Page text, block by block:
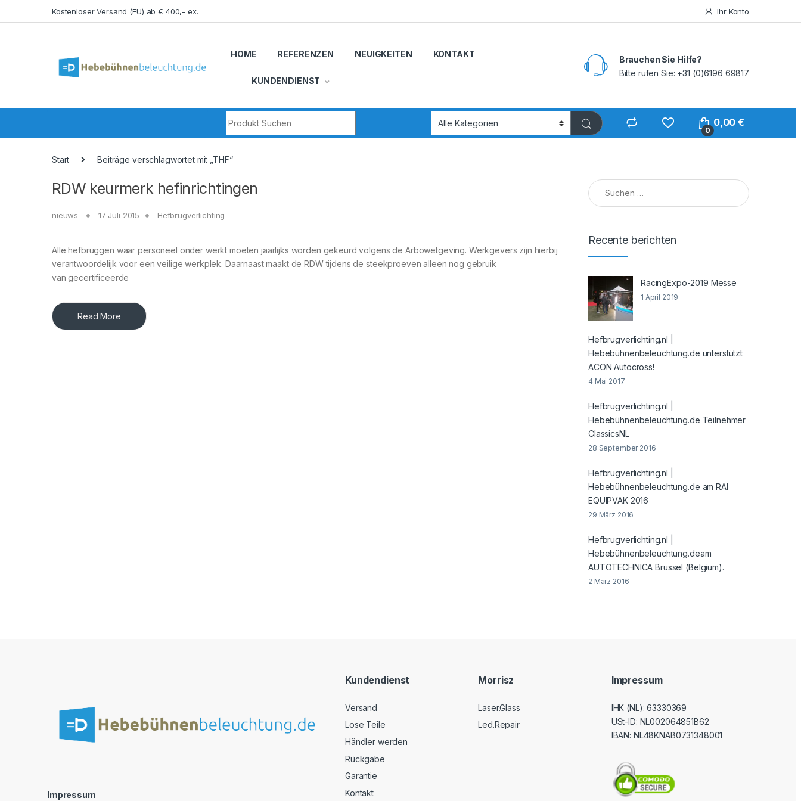
Kostenloser Versand (EU) ab € 400,- ex. Ihr Konto
HOME REFERENZEN NEUIGKEITEN KONTAKT
KUNDENDIENST
Brauchen Sie Hilfe?
Bitte rufen Sie: +31 (0)6196 69817
0
0,00€
Start Beiträge verschlagwortet mit „THF“
RDW keurmerk hefinrichtingen
nieuws 17 Juli 2015 Hefbrugverlichting
Alle hefbruggen waar personeel onder werkt moeten jaarlijks worden gekeurd volgens de Arbowetgeving. Werkgevers zijn hierbij
verantwoordelijk voor een veilige werkplek. Daarnaast maakt de RDW tijdens de steekproeven alleen nog gebruik
van gecertificeerde
Read More
Suchen nach:
Recente berichten
RacingExpo-2019 Messe
1 April 2019
Hefbrugverlichting.nl |
Hebebühnenbeleuchtung.de unterstützt
ACON Autocross!
4 Mai 2017
Hefbrugverlichting.nl |
Hebebühnenbeleuchtung.de Teilnehmer
ClassicsNL
28 September 2016
Hefbrugverlichting.nl |
Hebebühnenbeleuchtung.de am RAI
EQUIPVAK 2016
29 März 2016
Hefbrugverlichting.nl |
Hebebühnenbeleuchtung.deam
AUTOTECHNICA Brussel (Belgium).
2 März 2016
Impressum
Kundendienst
Versand
Lose Teile
Händler werden
Rückgabe
Garantie
Kontakt
Morrisz
Laser.Glass
Led.Repair
Impressum
IHK (NL): 63330369
USt-ID: NL002064851B62
IBAN: NL48KNAB0731348001